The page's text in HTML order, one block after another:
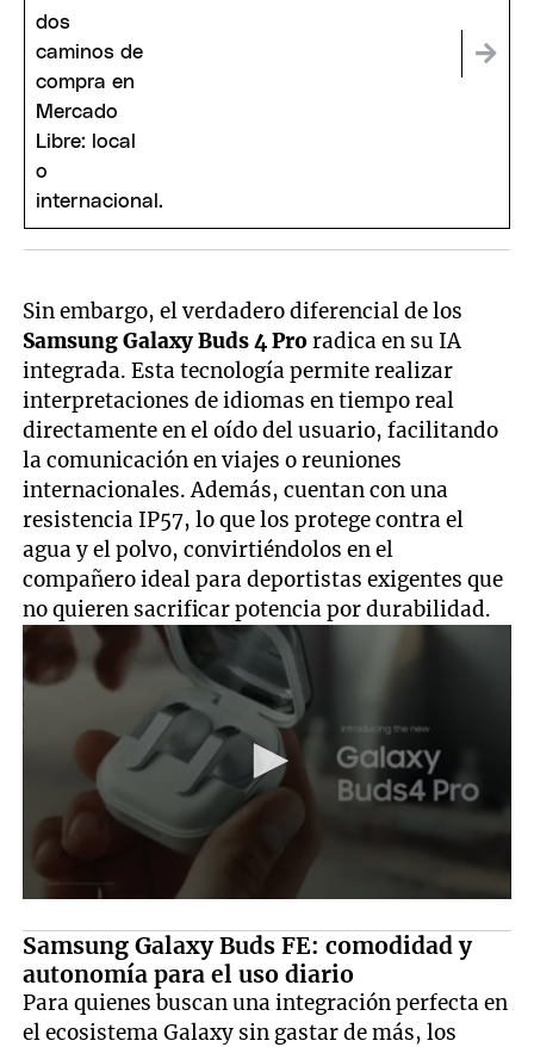
Sin embargo, el verdadero diferencial de los
Samsung Galaxy Buds 4 Proradica en su IA
integrada. Esta tecnología permite realizar
interpretaciones de idiomas en tiempo real
directamente en el oído del usuario, facilitando
la comunicación en viajes o reuniones
internacionales. Además, cuentan con una
resistencia IP57, lo que los protege contra el
agua y el polvo, convirtiéndolos en el
compañero ideal para deportistas exigentes que
no quieren sacrificar potencia por durabilidad.
Samsung Galaxy Buds FE: comodidad y
autonomía para el uso diario
Para quienes buscan una integración perfecta en
el ecosistema Galaxy sin gastar de más, los